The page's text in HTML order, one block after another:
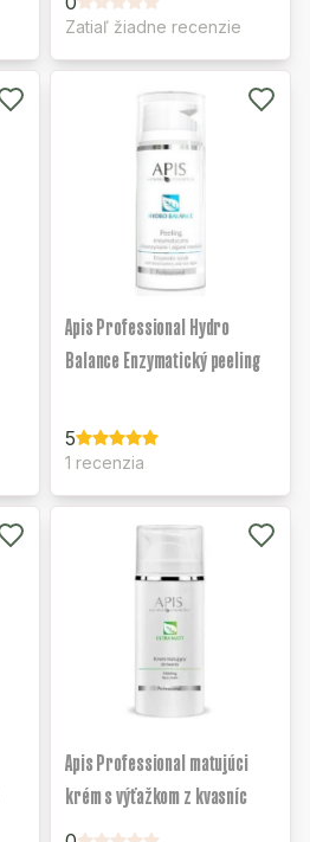
Zatiaľ žiadne recenzie
Apis Professional Hydro
Balance Enzymatický peeling
5
1 recenzia
Apis Professional matujúci
krém s výťažkom z kvasníc